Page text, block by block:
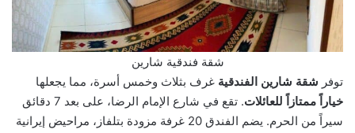
شقة فندقية شارين
توفر شقة شارين الفندقية غرف بثلاث وخمس أسرة، مما يجعلها
خياراً ممتازاً للعائلات
. تقع في شارع الإمام الرضا، على بعد 7 دقائق
سيراً من الحرم. يضم الفندق 20 غرفة مزودة بتلفاز، مراحيض إيرانية